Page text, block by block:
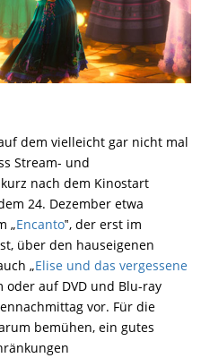
dem vielleicht gar nicht mal
Stream- und
nach dem Kinostart
24. Dezember etwa
„Encanto‟, der erst im
über den hauseigenen
„Elise und das vergessene
oder auf DVD und Blu-ray
vor. Für die
bemühen, ein gutes